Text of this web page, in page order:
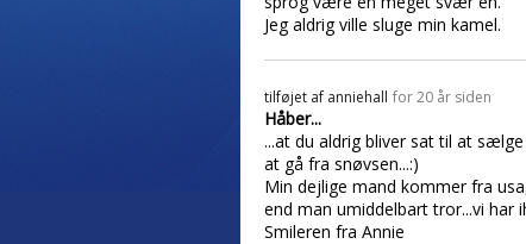
Jeg aldrig ville sluge min kamel.
tilføjet af anniehall for 20 år siden
Håber...
...at du aldrig bliver sat til at
at gå fra snøvsen...:)
Min dejlige mand kommer fra
end man umiddelbart tror...vi har
Smileren fra Annie